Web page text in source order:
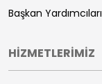
Başkan Yardımcıları
HİZMETLERİMİZ